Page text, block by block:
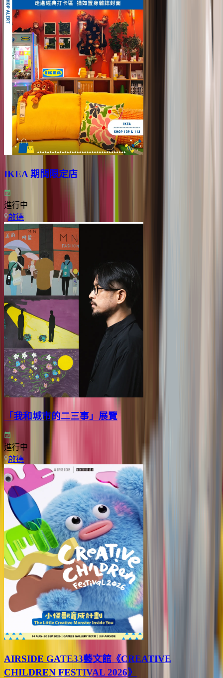
IKEA 期間限定店
進行中
啟德
「我和城市的二三事」展覽
進行中
啟德
AIRSIDE GATE33藝文館《CREATIVE
CHILDREN FESTIVAL 2026》